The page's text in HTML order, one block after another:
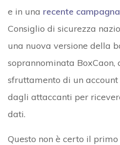
e in una recente campagna
Consiglio di sicurezza
una nuova versione della
soprannominata
sfruttamento di un account
dagli attaccanti per
dati.
Questo non è certo il